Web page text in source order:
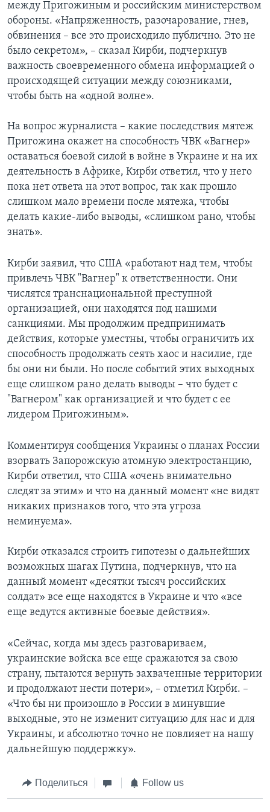
между Пригожиным и российским министерством
обороны. «Напряженность, разочарование, гнев,
обвинения – все это происходило публично. Это не
было секретом», – сказал Кирби, подчеркнув
важность своевременного обмена информацией о
происходящей ситуации между союзниками,
чтобы быть на «одной волне».
На вопрос журналиста – какие последствия мятеж
Пригожина окажет на способность ЧВК «Вагнер»
оставаться боевой силой в войне в Украине и на их
деятельность в Африке, Кирби ответил, что у него
пока нет ответа на этот вопрос, так как прошло
слишком мало времени после мятежа, чтобы
делать какие-либо выводы, «слишком рано, чтобы
знать».
Кирби заявил, что США «работают над тем, чтобы
привлечь ЧВК "Вагнер" к ответственности. Они
числятся транснациональной преступной
организацией, они находятся под нашими
санкциями. Мы продолжим предпринимать
действия, которые уместны, чтобы ограничить их
способность продолжать сеять хаос и насилие, где
бы они ни были. Но после событий этих выходных
еще слишком рано делать выводы – что будет с
"Вагнером" как организацией и что будет с ее
лидером Пригожиным».
Комментируя сообщения Украины о планах России
взорвать Запорожскую атомную электростанцию,
Кирби ответил, что США «очень внимательно
следят за этим» и что на данный момент «не видят
никаких признаков того, что эта угроза
неминуема».
Кирби отказался строить гипотезы о дальнейших
возможных шагах Путина, подчеркнув, что на
данный момент «десятки тысяч российских
солдат» все еще находятся в Украине и что «все
еще ведутся активные боевые действия».
«Сейчас, когда мы здесь разговариваем,
украинские войска все еще сражаются за свою
страну, пытаются вернуть захваченные территории
и продолжают нести потери», – отметил Кирби. –
«Что бы ни произошло в России в минувшие
выходные, это не изменит ситуацию для нас и для
Украины, и абсолютно точно не повлияет на нашу
дальнейшую поддержку».
Поделиться Follow us